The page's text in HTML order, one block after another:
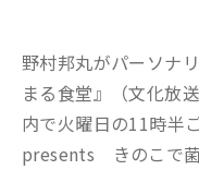
野村邦丸がパーソナ
まる食堂』（文化放
内で火曜日の11時半
presents きのこで